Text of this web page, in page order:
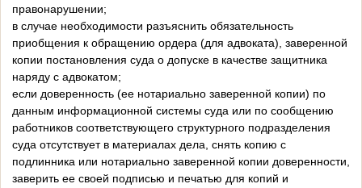
правонарушении;
в случае необходимости разъяснить обязательность
приобщения к обращению ордера (для адвоката), заверенной
копии постановления суда о допуске в качестве защитника
наряду с адвокатом;
если доверенность (ее нотариально заверенной копии) по
данным информационной системы суда или по сообщению
работников соответствующего структурного подразделения
суда отсутствует в материалах дела, снять копию с
подлинника или нотариально заверенной копии доверенности,
заверить ее своей подписью и печатью для копий и